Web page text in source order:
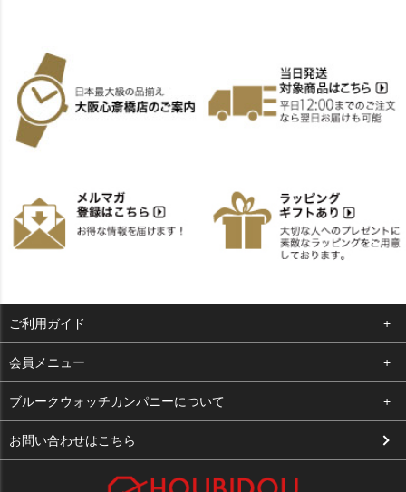
ご利用ガイド
よくある質問
支払い・送料
お客様の声
会員メニュー
ログイン
お気に入り
ブルークウォッチカンパニーについて
会社概要
お問い合わせはこちら